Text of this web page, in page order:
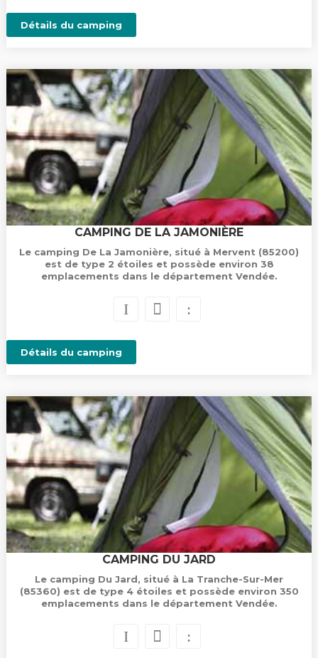
Détails du camping
CAMPING DE LA JAMONIÈRE
Le camping De La Jamonière, situé à Mervent (85200)
est de type 2 étoiles et possède environ 38
emplacements dans le département Vendée.
Détails du camping
CAMPING DU JARD
Le camping Du Jard, situé à La Tranche-Sur-Mer
(85360) est de type 4 étoiles et possède environ 350
emplacements dans le département Vendée.